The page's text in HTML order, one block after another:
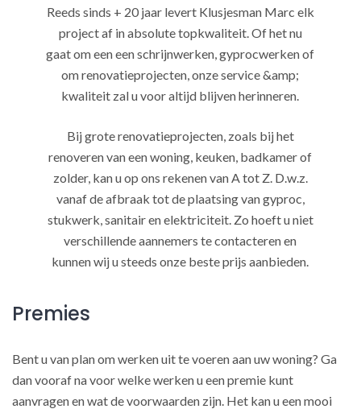
Reeds sinds + 20 jaar levert Klusjesman Marc elk
project af in absolute topkwaliteit. Of het nu
gaat om een een schrijnwerken, gyprocwerken of
om renovatieprojecten, onze service &amp;
kwaliteit zal u voor altijd blijven herinneren.
Bij grote renovatieprojecten, zoals bij het
renoveren van een woning, keuken, badkamer of
zolder, kan u op ons rekenen van A tot Z. D.w.z.
vanaf de afbraak tot de plaatsing van gyproc,
stukwerk, sanitair en elektriciteit. Zo hoeft u niet
verschillende aannemers te contacteren en
kunnen wij u steeds onze beste prijs aanbieden.
Premies
Bent u van plan om werken uit te voeren aan uw woning? Ga
dan vooraf na voor welke werken u een premie kunt
aanvragen en wat de voorwaarden zijn. Het kan u een mooi